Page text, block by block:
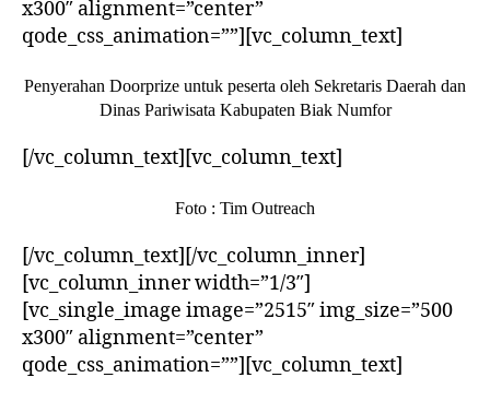
x300″ alignment=”center”
qode_css_animation=””][vc_column_text]
Penyerahan Doorprize untuk peserta oleh Sekretaris Daerah dan
Dinas Pariwisata Kabupaten Biak Numfor
[/vc_column_text][vc_column_text]
Foto : Tim Outreach
[/vc_column_text][/vc_column_inner]
[vc_column_inner width=”1/3″]
[vc_single_image image=”2515″ img_size=”500
x300″ alignment=”center”
qode_css_animation=””][vc_column_text]